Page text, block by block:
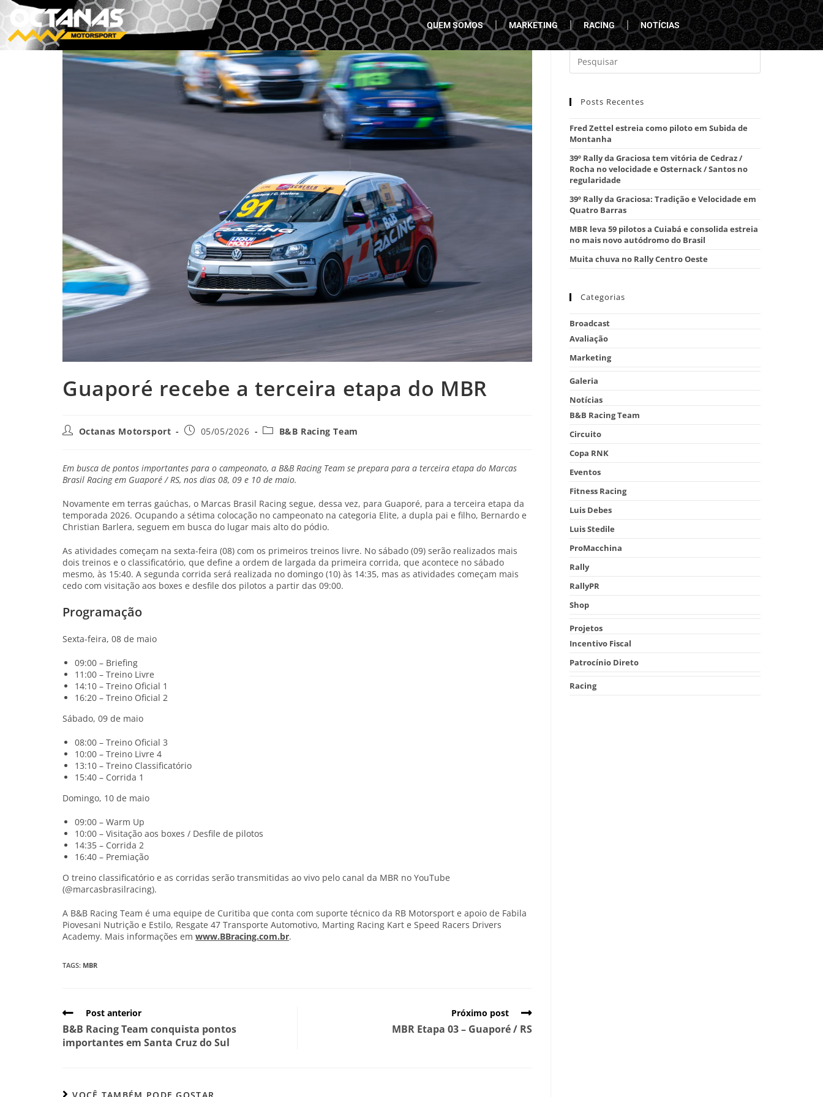
QUEM SOMOS MARKETING RACING NOTÍCIAS
Guaporé recebe a terceira etapa do MBR
Octanas Motorsport 05/05/2026 B&B Racing Team
Em busca de pontos importantes para o campeonato, a B&B Racing Team se prepara para a terceira etapa do Marcas
Brasil Racing em Guaporé / RS, nos dias 08, 09 e 10 de maio.
Novamente em terras gaúchas, o Marcas Brasil Racing segue, dessa vez, para Guaporé, para a terceira etapa da
temporada 2026. Ocupando a sétima colocação no campeonato na categoria Elite, a dupla pai e filho, Bernardo e
Christian Barlera, seguem em busca do lugar mais alto do pódio.
As atividades começam na sexta-feira (08) com os primeiros treinos livre. No sábado (09) serão realizados mais
dois treinos e o classificatório, que define a ordem de largada da primeira corrida, que acontece no sábado
mesmo, às 15:40. A segunda corrida será realizada no domingo (10) às 14:35, mas as atividades começam mais
cedo com visitação aos boxes e desfile dos pilotos a partir das 09:00.
Programação
Sexta-feira, 08 de maio
09:00 – Briefing
11:00 – Treino Livre
14:10 – Treino Oficial 1
16:20 – Treino Oficial 2
Sábado, 09 de maio
08:00 – Treino Oficial 3
10:00 – Treino Livre 4
13:10 – Treino Classificatório
15:40 – Corrida 1
Domingo, 10 de maio
09:00 – Warm Up
10:00 – Visitação aos boxes / Desfile de pilotos
14:35 – Corrida 2
16:40 – Premiação
O treino classificatório e as corridas serão transmitidas ao vivo pelo canal da MBR no YouTube
(@marcasbrasilracing).
A B&B Racing Team é uma equipe de Curitiba que conta com suporte técnico da RB Motorsport e apoio de Fabila
Piovesani Nutrição e Estilo, Resgate 47 Transporte Automotivo, Marting Racing Kart e Speed Racers Drivers
Academy. Mais informações em www.BBracing.com.br.
TAGS: MBR
Post anterior
B&B Racing Team conquista pontos
importantes em Santa Cruz do Sul
Próximo post
MBR Etapa 03 – Guaporé / RS
VOCÊ TAMBÉM PODE GOSTAR
Posts Recentes
Fred Zettel estreia como piloto em Subida de
Montanha
39º Rally da Graciosa tem vitória de Cedraz /
Rocha no velocidade e Osternack / Santos no
regularidade
39º Rally da Graciosa: Tradição e Velocidade em
Quatro Barras
MBR leva 59 pilotos a Cuiabá e consolida estreia
no mais novo autódromo do Brasil
Muita chuva no Rally Centro Oeste
Categorias
Broadcast
Avaliação
Marketing
Galeria
Notícias
B&B Racing Team
Circuito
Copa RNK
Eventos
Fitness Racing
Luis Debes
Luis Stedile
ProMacchina
Rally
RallyPR
Shop
Projetos
Incentivo Fiscal
Patrocínio Direto
Racing